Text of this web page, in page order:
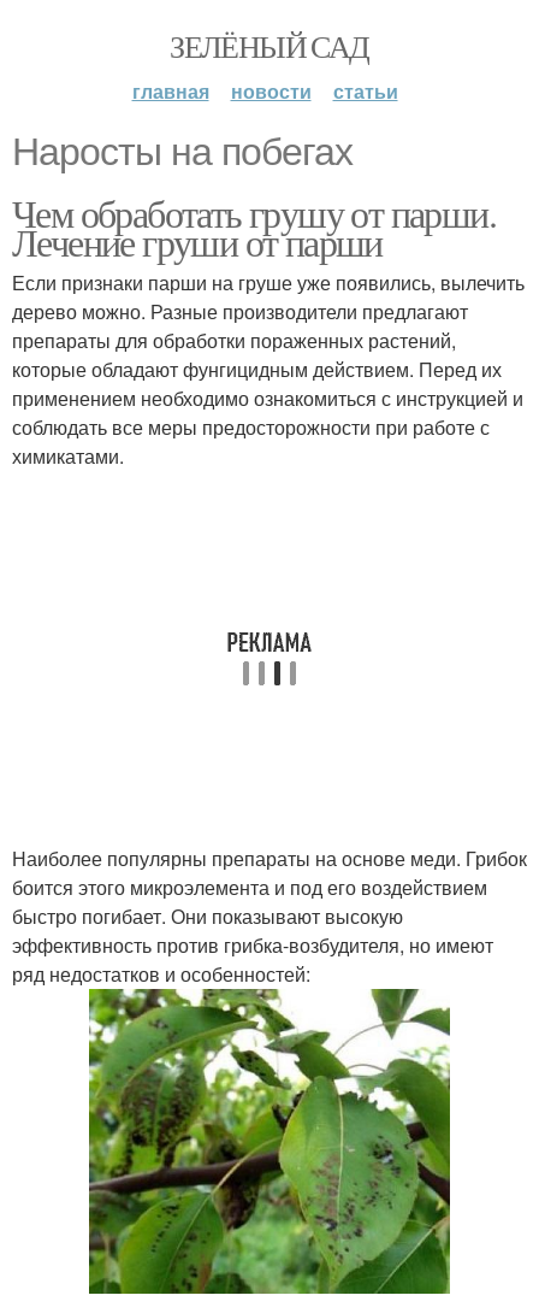
ЗЕЛЁНЫЙ САД
главная новости статьи
Наросты на побегах
Чем обработать грушу от парши.
Лечение груши от парши
Если признаки парши на груше уже появились, вылечить
дерево можно. Разные производители предлагают
препараты для обработки пораженных растений,
которые обладают фунгицидным действием. Перед их
применением необходимо ознакомиться с инструкцией и
соблюдать все меры предосторожности при работе с
химикатами.
Наиболее популярны препараты на основе меди. Грибок
боится этого микроэлемента и под его воздействием
быстро погибает. Они показывают высокую
эффективность против грибка-возбудителя, но имеют
ряд недостатков и особенностей: